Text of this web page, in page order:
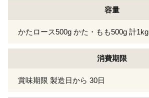
容量
かたロース500g かた・もも500g 計1kg
消費期限
賞味期限 製造日から 30日